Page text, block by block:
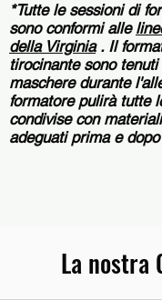
*Tutte le sessioni di
sono conformi alle
della Virginia. Il
tirocinante sono
maschere durante
formatore pulirà tutte
condivise con
adeguati prima e
La nostra